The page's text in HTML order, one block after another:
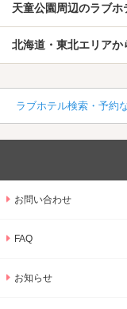
天童公園周辺のラブ
北海道・東北エリア
ラブホテル検索・予約
お問い合わせ
FAQ
お知らせ